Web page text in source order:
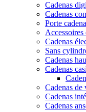
Cadenas
Cadenas
Porte
Accessoires
Cadenas
Sans
Cadenas
Cadenas
Cadenas
Cadenas
Cadenas